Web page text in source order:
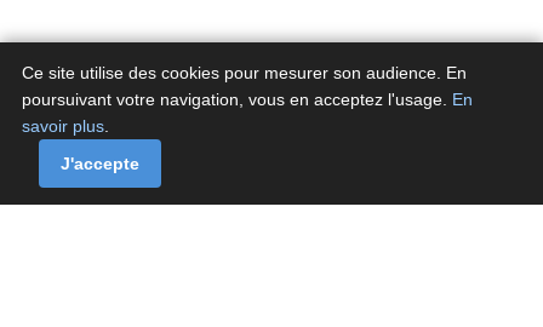
A propos
Politique de cookies de Fluxenet.fr
Ce site utilise des cookies pour mesurer son audience. En
poursuivant votre navigation, vous en acceptez l'usage. En
savoir plus
J'accepte